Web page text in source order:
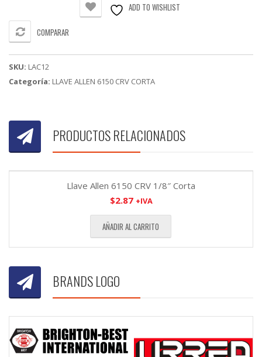
cantidad
ADD TO WISHLIST
COMPARAR
SKU: LAC12
Categoría: LLAVE ALLEN 6150 CRV CORTA
PRODUCTOS RELACIONADOS
Llave Allen 6150 CRV 1/8″ Corta
$2.87 +IVA
AÑADIR AL CARRITO
BRANDS LOGO